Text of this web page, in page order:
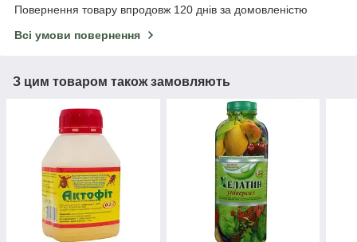
Повернення товару впродовж 120 днів за домовленістю
Всі умови повернення
З цим товаром також замовляють